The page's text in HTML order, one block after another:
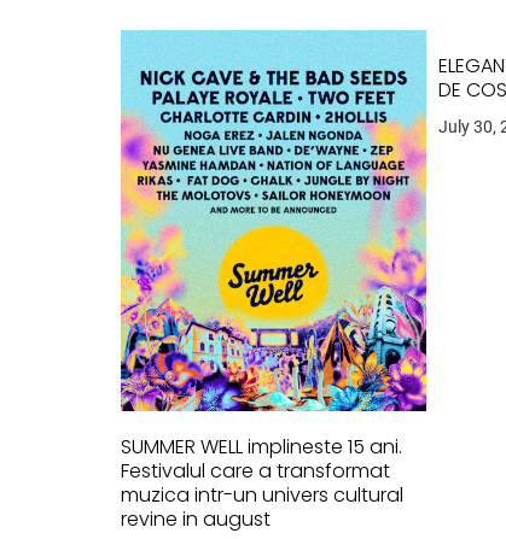
SUMMER WELL implineste 15 ani.
Festivalul care a transformat
muzica intr-un univers cultural
revine in august
DE COS
July 30,